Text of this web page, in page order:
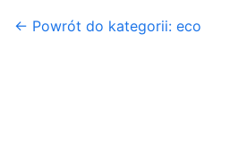
← Powrót do kategorii: eco